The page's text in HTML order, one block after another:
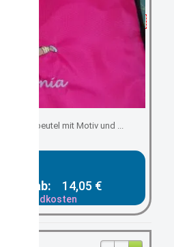
Turnbeutel mit Motiv und ...
ab: 14,05 €
Versandkosten